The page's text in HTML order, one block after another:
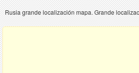
Rusia grande localización mapa. Grande